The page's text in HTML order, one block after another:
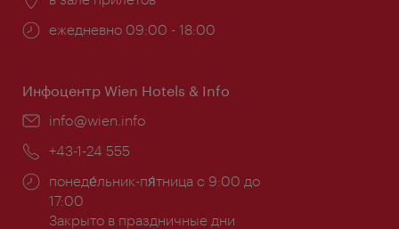
Часы
ежедневно 09:00 - 18:00
Инфоцентр Wien Hotels & Info
Эл.
info@wien.info
Телефон:
+43-1-24 555
Часы
работы:
понеде́льник-пя́тница с 9:00 до
17:00
Закрыто в праздничные дни